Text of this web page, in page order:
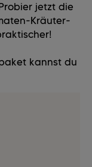
jetzt die
Kräuter-
kannst du